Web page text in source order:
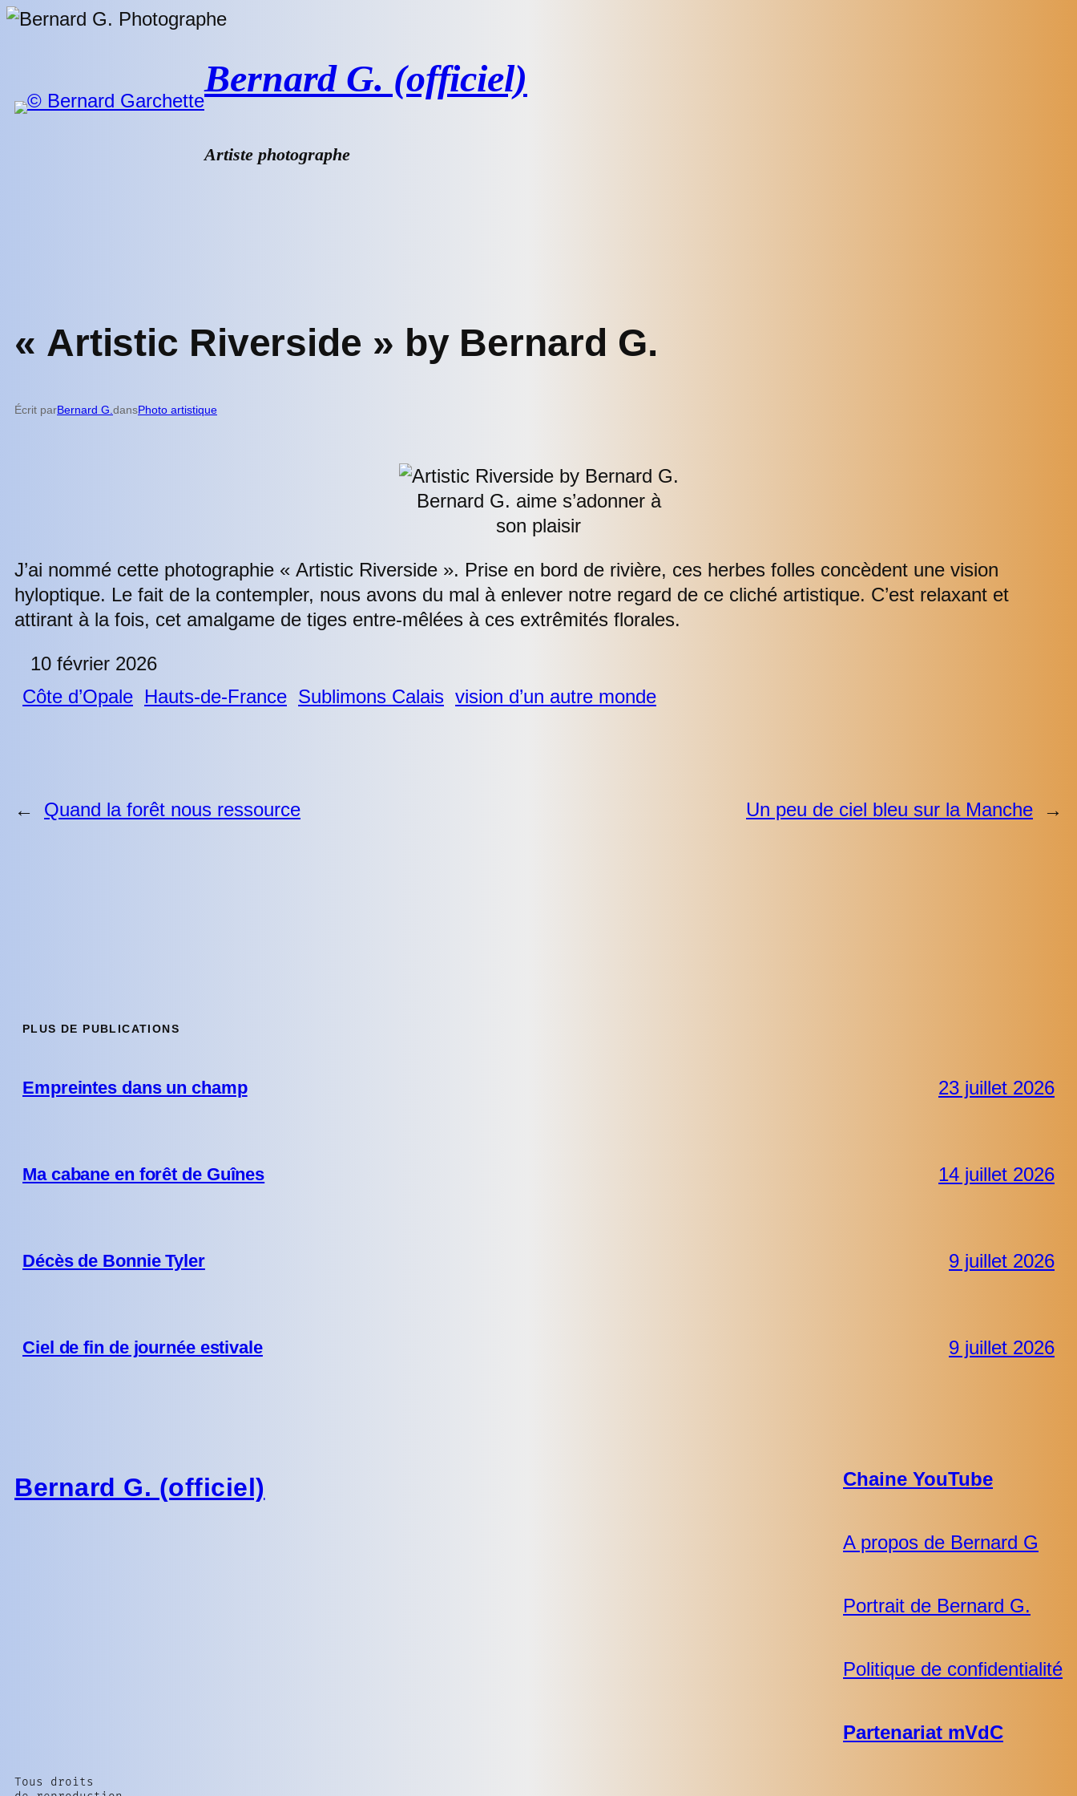
Aller
Bernard G. (officiel)
Artiste photographe
« Artistic Riverside » by Bernard G.
Écrit parBernard G. dansPhoto artistique
Bernard G. aime s’adonner à
son plaisir
J’ai nommé cette photographie « Artistic Riverside ». Prise en bord de rivière, ces herbes folles concèdent une vision
hyloptique. Le fait de la contempler, nous avons du mal à enlever notre regard de ce cliché artistique. C’est relaxant et
attirant à la fois, cet amalgame de tiges entre-mêlées à ces extrêmités florales.
10 février 2026
Côte d’Opale Hauts-de-France Sublimons Calais vision d’un autre monde
← Quand la forêt nous ressource Un peu de ciel bleu sur la Manche →
PLUS DE PUBLICATIONS
Empreintes dans un champ 23 juillet 2026
Ma cabane en forêt de Guînes 14 juillet 2026
Décès de Bonnie Tyler 9 juillet 2026
Ciel de fin de journée estivale 9 juillet 2026
Bernard G. (officiel) Chaine YouTube
A propos de Bernard G
Portrait de Bernard G.
Politique de confidentialité
Partenariat mVdC
Tous droits